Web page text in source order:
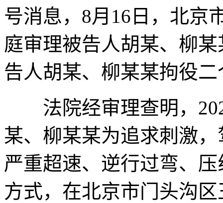
号消息，8月16日，北京
庭审理被告人胡某、柳
告人胡某、柳某某拘役
法院经审理查明，
某、柳某某为追求刺激
严重超速、逆行过弯、
方式，在北京市门头沟